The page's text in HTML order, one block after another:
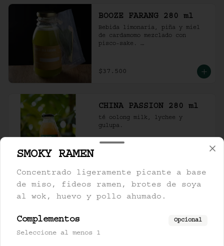
BOOZE FARANG 280 ml
Bebida limonaria, piña y miel
de cardamomo mezclado con
pisco-sake.
con hielo al gusto.
$37.500
CHINA PASSION 280 ml
té oolong milk, lychee y
gulupa.
FARANG 280 ml
SMOKY RAMEN
Concentrado ligeramente picante a base
de miso, fideos ramen, brotes de soya
al wok, huevo y pollo ahumado.
Complementos Opcional
Seleccione al menos 1